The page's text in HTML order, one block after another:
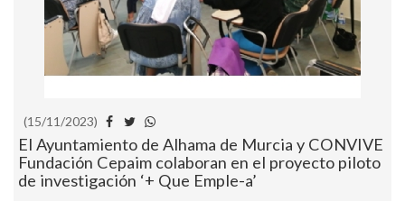
(15/11/2023)
El Ayuntamiento de Alhama de Murcia y CONVIVE
Fundación Cepaim colaboran en el proyecto piloto
de investigación ‘+ Que Emple-a’